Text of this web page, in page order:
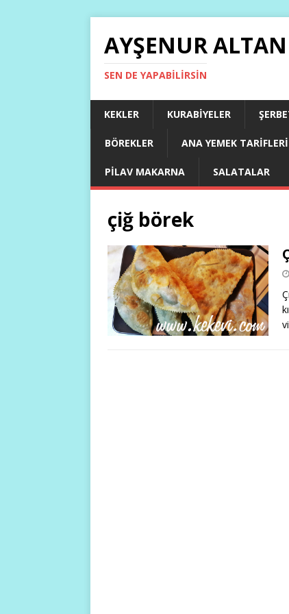
AYŞENUR
SEN DE YAPABILIRSIN
KEKLER KURABIYELER
BÖREKLER ANA YEMEK TARIFLERI
PILAV MAKARNA SALATALAR
çiğ börek